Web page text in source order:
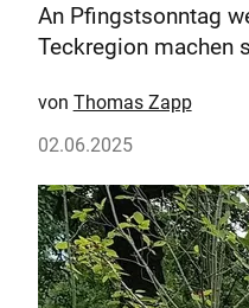
An Pfingstsonntag
Teckregion machen
Thomas Zapp
02.06.2025